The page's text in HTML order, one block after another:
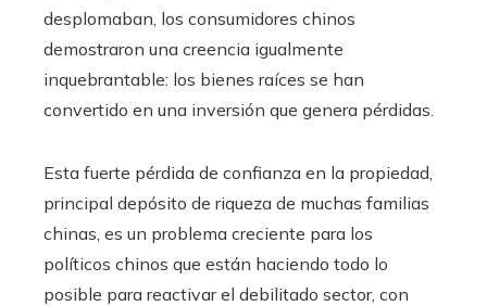
desplomaban, los consumidores chinos
demostraron una creencia igualmente
inquebrantable: los bienes raíces se han
convertido en una inversión que genera pérdidas.
Esta fuerte pérdida de confianza en la propiedad,
principal depósito de riqueza de muchas familias
chinas, es un problema creciente para los
políticos chinos que están haciendo todo lo
posible para reactivar el debilitado sector, con